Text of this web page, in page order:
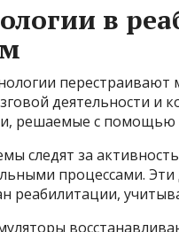
в
перестраивают
деятельности и
решаемые с помощью
следят за
процессами.
реабилитации,